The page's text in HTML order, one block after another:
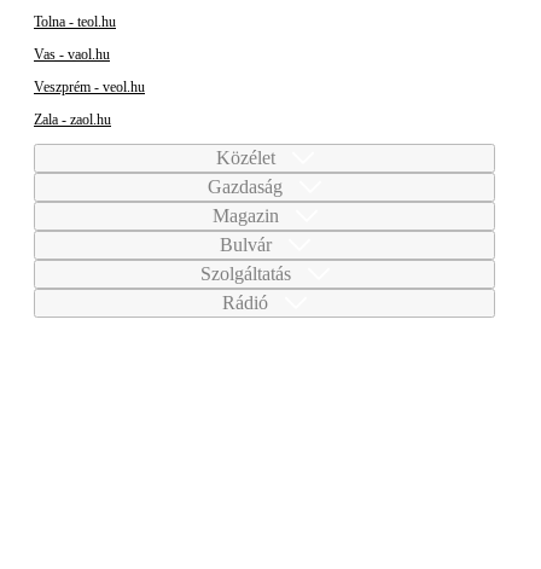
Tolna - teol.hu
Vas - vaol.hu
Veszprém - veol.hu
Zala - zaol.hu
Közélet
Gazdaság
Magazin
Bulvár
Szolgáltatás
Rádió